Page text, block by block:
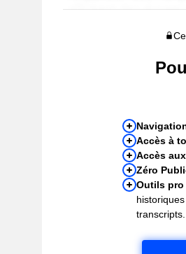
Accès à
Accès
Zéro
Outils pro
transcripts...